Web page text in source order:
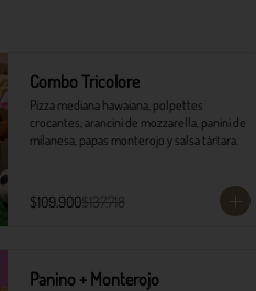
Combo Tricolore
Pizza mediana hawaiana, polpettes
crocantes, arancini de mozzarella, panini de
milanesa, papas monterojo y salsa tártara.
$109.900$137.718
Panino + Monterojo